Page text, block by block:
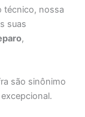
técnico, nossa
suas
,
são sinônimo